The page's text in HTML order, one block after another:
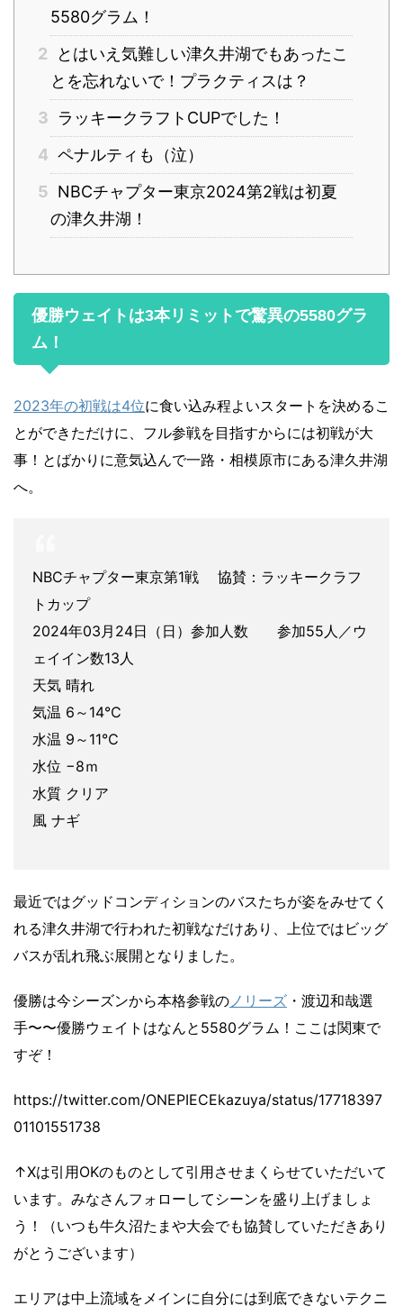
5580グラム！
2
とはいえ気難しい津久井湖でもあったこ
とを忘れないで！プラクティスは？
3
ラッキークラフトCUPでした！
4 ペナルティも（泣）
5 NBCチャプター東京2024第2戦は初夏
の津久井湖！
優勝ウェイトは3本リミットで驚異の5580グラ
ム！
2023年の初戦は4位に食い込み程よいスタートを決めるこ
とができただけに、フル参戦を目指すからには初戦が大
事！とばかりに意気込んで一路・相模原市にある津久井湖
へ。
NBCチャプター東京第1戦 協賛：ラッキークラフ
トカップ
2024年03月24日（日）参加人数 参加55人／ウ
ェイイン数13人
天気 晴れ
気温 6～14℃
水温 9～11℃
水位 −8ｍ
水質 クリア
風 ナギ
最近ではグッドコンディションのバスたちが姿をみせてく
れる津久井湖で行われた初戦なだけあり、上位ではビッグ
バスが乱れ飛ぶ展開となりました。
優勝は今シーズンから本格参戦の ノリーズ ・渡辺和哉選
手〜〜優勝ウェイトはなんと5580グラム！ここは関東で
すぞ！
https://twitter.com/ONEPIECEkazuya/status/17718397
01101551738
↑Xは引用OKのものとして引用させまくらせていただいて
います。みなさんフォローしてシーンを盛り上げましょ
う！（いつも牛久沼たまや大会でも協賛していただきあり
がとうございます）
エリアは中上流域をメインに自分には到底できないテクニ